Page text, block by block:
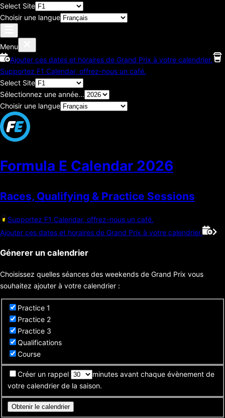
Select Site
Choisir une langue
Menu
Ajouter ces dates et horaires de Grand Prix à votre calendrier.
Supportez F1 Calendar, offrez-nous un café.
Select Site
Sélectionnez une année...
Choisir une langue
Formula E Calendar 2026
Races, Qualifying & Practice Sessions
Supportez F1 Calendar, offrez-nous un café.
Ajouter ces dates et horaires de Grand Prix à votre calendrier.
Génerer un calendrier
Choisissez quelles séances des weekends de Grand Prix vous
souhaitez ajouter à votre calendrier :
Practice 1
Practice 2
Practice 3
Qualifications
Course
Créer un rappel
minutes avant chaque évènement de
votre calendrier de la saison.
Obtenir le calendrier